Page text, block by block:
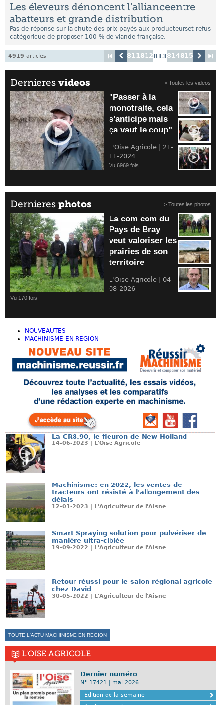
Les éleveurs dénoncent l’allianceentre
abatteurs et grande distribution
Pas de réponse sur la chute des prix payés aux producteurset refus
catégorique de proposer 100 % de viande française.
811 812813814815
4919 articles
> Toutes les videos
Dernieres videos
"Passer à la
monotraite, cela
s'anticipe mais
ça vaut le coup"
L'Oise Agricole | 21-
11-2024
Vu 6969 fois
> Toutes les photos
Dernieres photos
La com com du
Pays de Bray
veut valoriser les
prairies de son
territoire
L'Oise Agricole | 04-
08-2026
Vu 170 fois
NOUVEAUTES
MACHINISME EN REGION
La CR8.90, le fleuron de New Holland
14-06-2023 | L'Oise Agricole
Machinisme: en 2022, les ventes de
tracteurs ont résisté à l'allongement des
délais
12-01-2023 | L'Agriculteur de l'Aisne
Smart Spraying solution pour pulvériser de
manière ultra-ciblée
19-09-2022 | L'Agriculteur de l'Aisne
Retour réussi pour le salon régional agricole
chez David
30-05-2022 | L'Agriculteur de l'Aisne
TOUTE L'ACTU MACHINISME EN REGION
L'OISE AGRICOLE
Dernier numéro
N° 17421 | mai 2026
Edition de la semaine